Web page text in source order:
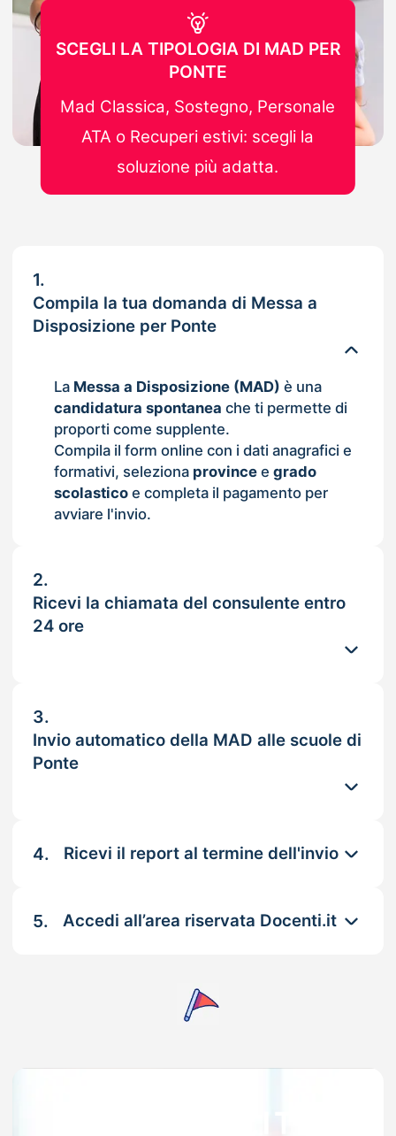
1.
Compila la tua domanda di Messa a
Disposizione per Ponte
La Messa a Disposizione (MAD) è una
candidatura spontanea che ti permette di
proporti come supplente.
Compila il form online con i dati anagrafici e
formativi, seleziona provincee grado
scolasticoe completa il pagamento per
avviare l'invio.
2.
Ricevi la chiamata del consulente entro
24 ore
3.
Invio automatico della MAD alle scuole di
Ponte
4. Ricevi il report al termine dell'invio
5. Accedi all’area riservata Docenti.it
SCEGLI LA TIPOLOGIA DI MAD PER
PONTE
Mad Classica, Sostegno, Personale
ATA o Recuperi estivi: scegli la
soluzione più adatta.